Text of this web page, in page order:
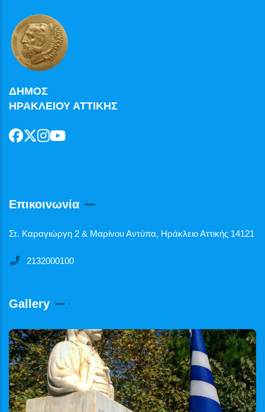
ΔΗΜΟΣ
ΗΡΑΚΛΕΙΟΥ ΑΤΤΙΚΗΣ
Επικοινωνία
Στ. Καραγιώργη 2 & Μαρίνου Αντύπα, Ηράκλειο Αττικής 14121
2132000100
Gallery